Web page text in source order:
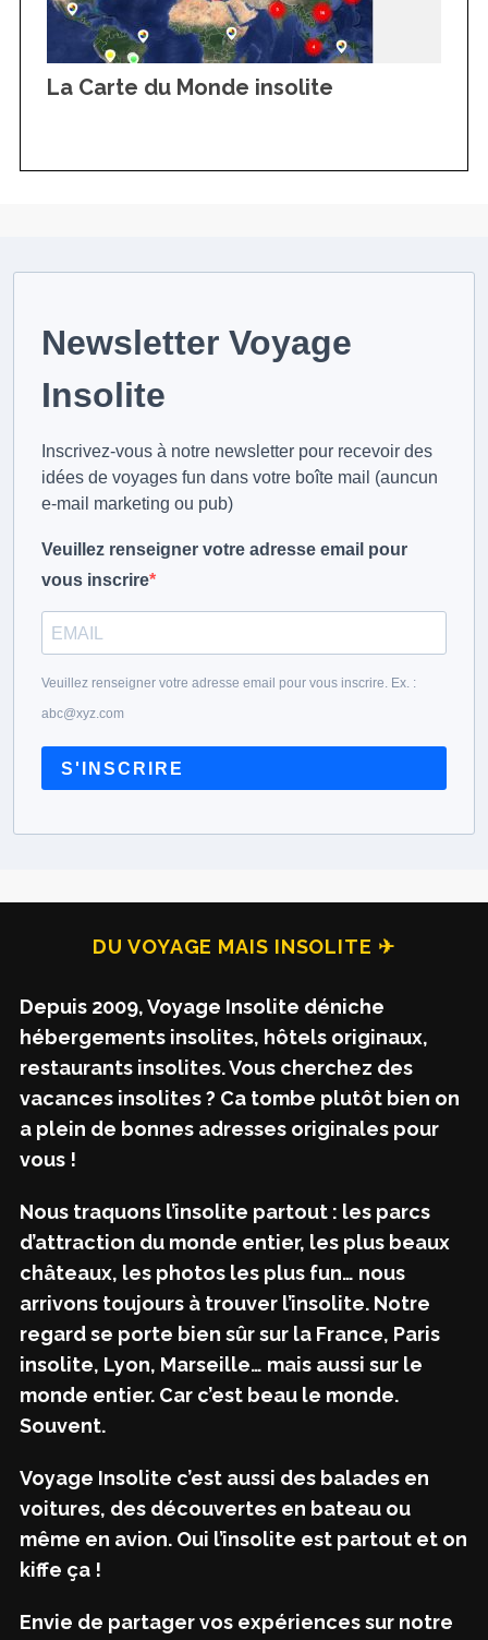
La Carte du Monde insolite
Newsletter Voyage
Insolite
Inscrivez-vous à notre newsletter pour recevoir des
idées de voyages fun dans votre boîte mail (auncun
e-mail marketing ou pub)
Veuillez renseigner votre adresse email pour
vous inscrire
Veuillez renseigner votre adresse email pour vous inscrire. Ex. :
abc@xyz.com
S'INSCRIRE
DU VOYAGE MAIS INSOLITE ✈
Depuis 2009, Voyage Insolite déniche
hébergements insolites, hôtels originaux,
restaurants insolites. Vous cherchez des
vacances insolites ? Ca tombe plutôt bien on
a plein de bonnes adresses originales pour
vous !
Nous traquons l’insolite partout : les parcs
d’attraction du monde entier, les plus beaux
châteaux, les photos les plus fun… nous
arrivons toujours à trouver l’insolite. Notre
regard se porte bien sûr sur la France, Paris
insolite, Lyon, Marseille… mais aussi sur le
monde entier. Car c’est beau le monde.
Souvent.
Voyage Insolite c’est aussi des balades en
voitures, des découvertes en bateau ou
même en avion. Oui l’insolite est partout et on
kiffe ça !
Envie de partager vos expériences sur notre